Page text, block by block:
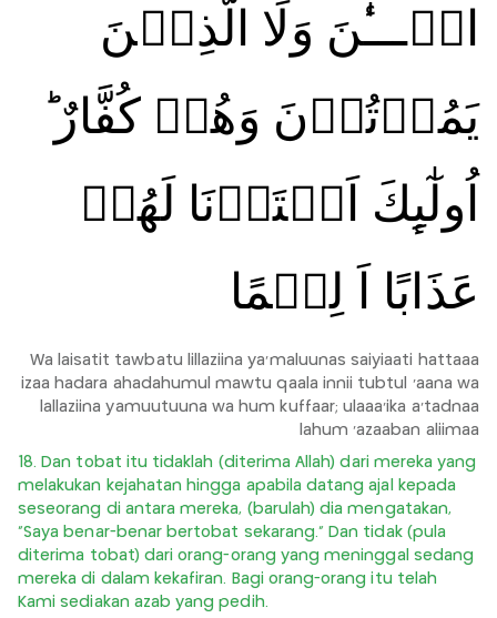
الۡـــٰٔنَ وَلَا الَّذِيۡنَ
يَمُوۡتُوۡنَ وَهُمۡ كُفَّارٌ ‌ؕ
اُولٰٓٮِٕكَ اَعۡتَدۡنَا لَهُمۡ
عَذَابًا اَ لِيۡمًا
Wa laisatit tawbatu lillaziina ya'maluunas saiyiaati hattaaa
izaa hadara ahadahumul mawtu qaala innii tubtul 'aana wa
lallaziina yamuutuuna wa hum kuffaar; ulaaa'ika a'tadnaa
lahum 'azaaban aliimaa
18. Dan tobat itu tidaklah (diterima Allah) dari mereka yang
melakukan kejahatan hingga apabila datang ajal kepada
seseorang di antara mereka, (barulah) dia mengatakan,
“Saya benar-benar bertobat sekarang.” Dan tidak (pula
diterima tobat) dari orang-orang yang meninggal sedang
mereka di dalam kekafiran. Bagi orang-orang itu telah
Kami sediakan azab yang pedih.